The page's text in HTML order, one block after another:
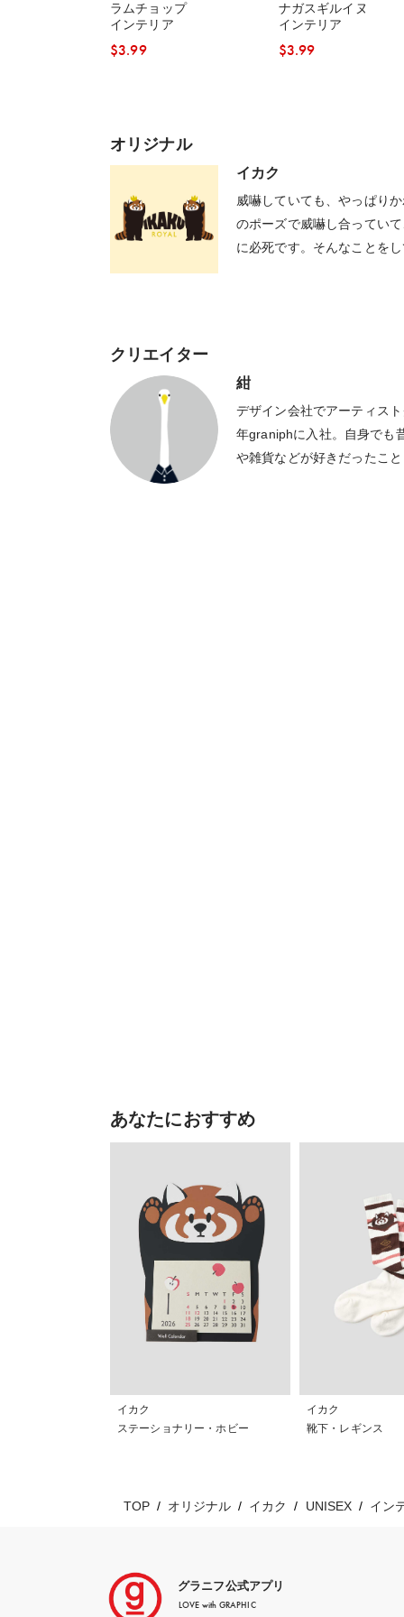
ラムチョップ
インテリア
$‌3.99
ナガスギルイヌ
インテリア
$‌3.99
オリジナル
イカク
威嚇していても、やっぱり
のポーズで威嚇し合ってい
に必死です。そんなことを
クリエイター
紺
デザイン会社でアーティス
年graniphに入社。自身でも
や雑貨などが好きだったこ
あなたにおすすめ
イカク
ステーショナリー・ホビー
イカク
靴下・レギンス
TOP オリジナル イカク UNISEX イン
グラニフ公式アプリ
LOVE with GRAPHIC